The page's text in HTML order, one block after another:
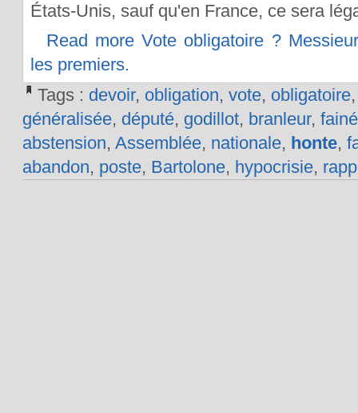
États-Unis, sauf qu'en France, ce sera
Read more Vote obligatoire ?
les premiers.
Tags : devoir, obligation, vote, obligatoire
généralisée, député, godillot, branleur,
abstension, Assemblée, nationale, honte,
abandon, poste, Bartolone, hypocrisie,